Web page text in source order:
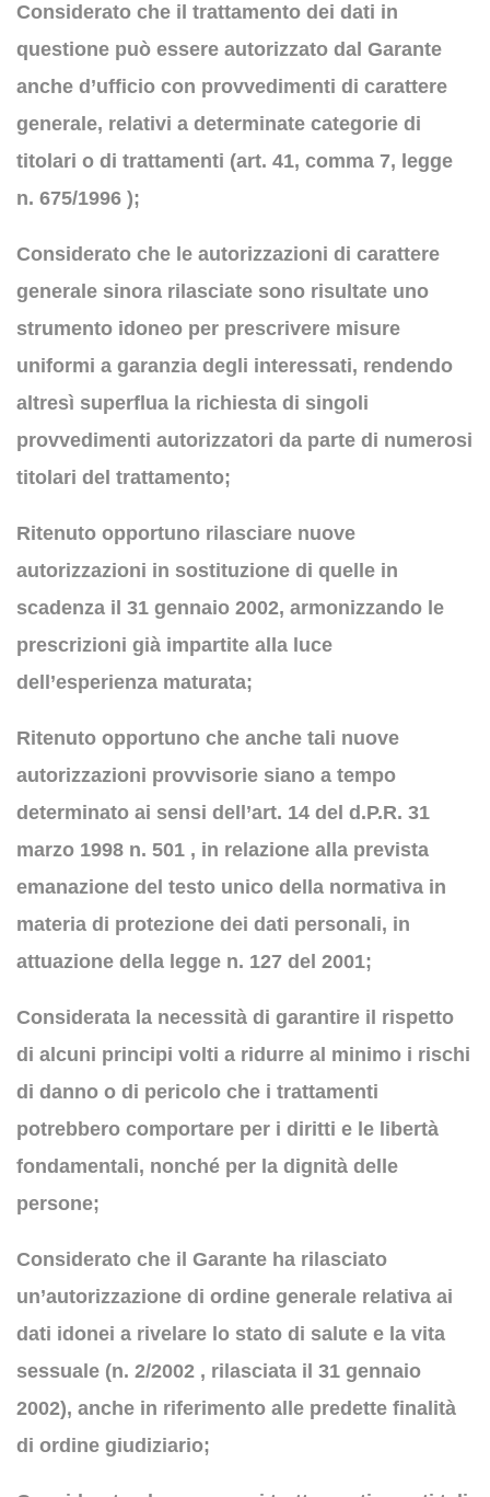
Considerato che il trattamento dei dati in
questione può essere autorizzato dal Garante
anche d’ufficio con provvedimenti di carattere
generale, relativi a determinate categorie di
titolari o di trattamenti (art. 41, comma 7, legge
n. 675/1996 );
Considerato che le autorizzazioni di carattere
generale sinora rilasciate sono risultate uno
strumento idoneo per prescrivere misure
uniformi a garanzia degli interessati, rendendo
altresì superflua la richiesta di singoli
provvedimenti autorizzatori da parte di numerosi
titolari del trattamento;
Ritenuto opportuno rilasciare nuove
autorizzazioni in sostituzione di quelle in
scadenza il 31 gennaio 2002, armonizzando le
prescrizioni già impartite alla luce
dell’esperienza maturata;
Ritenuto opportuno che anche tali nuove
autorizzazioni provvisorie siano a tempo
determinato ai sensi dell’art. 14 del d.P.R. 31
marzo 1998 n. 501 , in relazione alla prevista
emanazione del testo unico della normativa in
materia di protezione dei dati personali, in
attuazione della legge n. 127 del 2001;
Considerata la necessità di garantire il rispetto
di alcuni principi volti a ridurre al minimo i rischi
di danno o di pericolo che i trattamenti
potrebbero comportare per i diritti e le libertà
fondamentali, nonché per la dignità delle
persone;
Considerato che il Garante ha rilasciato
un’autorizzazione di ordine generale relativa ai
dati idonei a rivelare lo stato di salute e la vita
sessuale (n. 2/2002 , rilasciata il 31 gennaio
2002), anche in riferimento alle predette finalità
di ordine giudiziario;